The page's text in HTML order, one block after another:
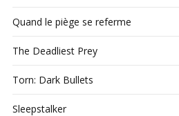
Quand le piège se referme
The Deadliest Prey
Torn: Dark Bullets
Sleepstalker